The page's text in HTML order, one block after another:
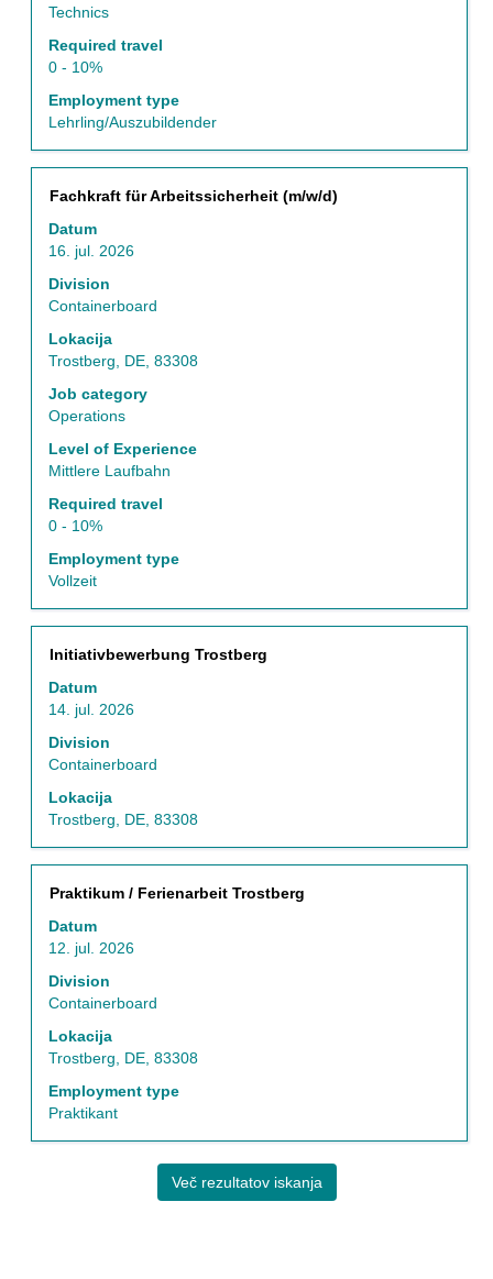
Technics
Required travel
0 - 10%
Employment type
Lehrling/Auszubildender
Naziv
Fachkraft für Arbeitssicherheit (m/w/d)
Datum
16. jul. 2026
Division
Containerboard
Lokacija
Trostberg, DE, 83308
Job category
Operations
Level of Experience
Mittlere Laufbahn
Required travel
0 - 10%
Employment type
Vollzeit
Izberite
preslednico,
da
vidite
celotno
podatkov
o
delovnem
mestu.
Naziv
Initiativbewerbung Trostberg
Datum
14. jul. 2026
Division
Containerboard
Lokacija
Trostberg, DE, 83308
Izberite
preslednico,
da
vidite
celotno
podatkov
o
delovnem
Naziv
Praktikum / Ferienarbeit Trostberg
Datum
12. jul. 2026
Division
Containerboard
Lokacija
Trostberg, DE, 83308
Employment type
Praktikant
Izberite
preslednico,
da
vidite
celotno
podatkov
o
delovnem
mestu.
Več rezultatov iskanja